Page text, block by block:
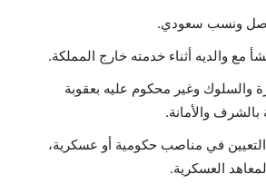
أصل ونسب سعودي.
مع والديه أثناء خدمته خارج المملكة.
والسلوك وغير محكوم عليه بعقوبة
بالشرف والأمانة.
في مناصب حكومية أو عسكرية،
العسكرية.